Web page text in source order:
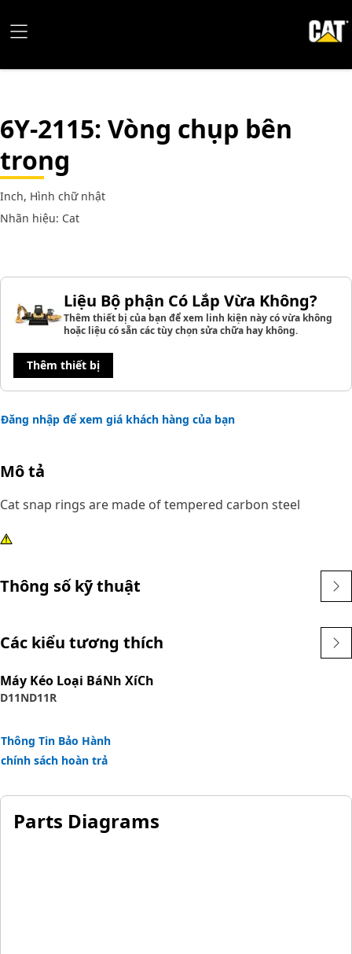
6Y-2115: Vòng chụp bên
trong
Inch, Hình chữ nhật
Nhãn hiệu: Cat
Liệu Bộ phận Có Lắp Vừa Không?
Thêm thiết bị của bạn để xem linh kiện này có vừa không
hoặc liệu có sẵn các tùy chọn sửa chữa hay không.
Thêm thiết bị
Đăng nhập để xem giá khách hàng của bạn
Mô tả
Cat snap rings are made of tempered carbon steel
Thông số kỹ thuật
Các kiểu tương thích
Máy Kéo Loại BáNh XíCh
D11ND11R
Thông Tin Bảo Hành
chính sách hoàn trả
Parts Diagrams